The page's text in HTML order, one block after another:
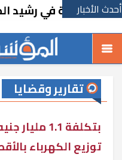
أحدث الأخبار
في رشيد الجديدة
تقارير وقضايا
بتكلفة 1.1
توزيع الكهرباء بالأقصر